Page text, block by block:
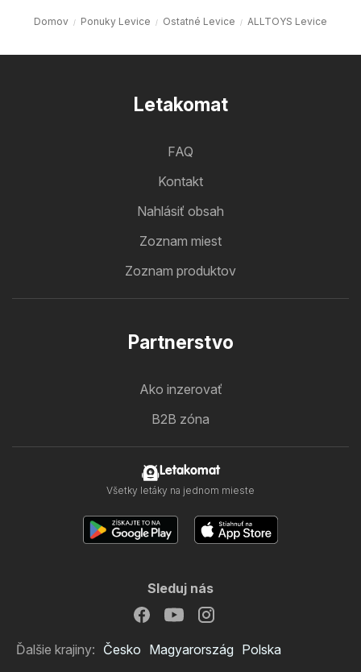
Domov Ponuky Levice Ostatné Levice ALLTOYS Levice
Letakomat
FAQ
Kontakt
Nahlásiť obsah
Zoznam miest
Zoznam produktov
Partnerstvo
Ako inzerovať
B2B zóna
Letakomat
Všetky letáky na jednom mieste
Sleduj nás
Ďalšie krajiny: Česko Magyarország Polska